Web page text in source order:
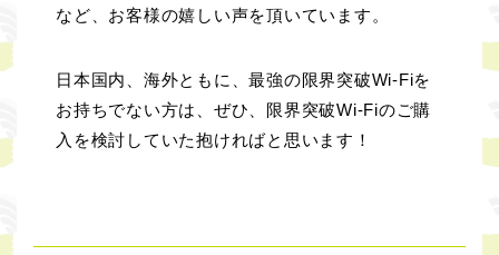
など、お客様の嬉しい声を頂いています。
日本国内、海外ともに、最強の限界突破Wi-Fiを
お持ちでない方は、ぜひ、限界突破Wi-Fiのご購
入を検討していた抱ければと思います！